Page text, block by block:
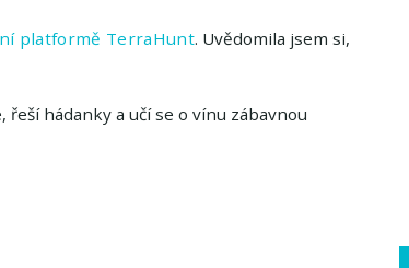
platformě TerraHunt. Uvědomila jsem si,
hádanky a učí se o vínu zábavnou